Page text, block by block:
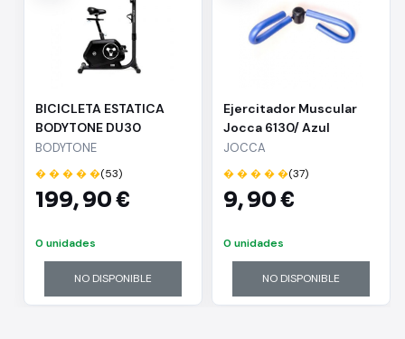
BICICLETA ESTATICA
BODYTONE DU30
BODYTONE
� � � � �(53)
199,90 €
0 unidades
NO DISPONIBLE
Ejercitador Muscular
Jocca 6130/ Azul
JOCCA
� � � � �(37)
9,90 €
0 unidades
NO DISPONIBLE